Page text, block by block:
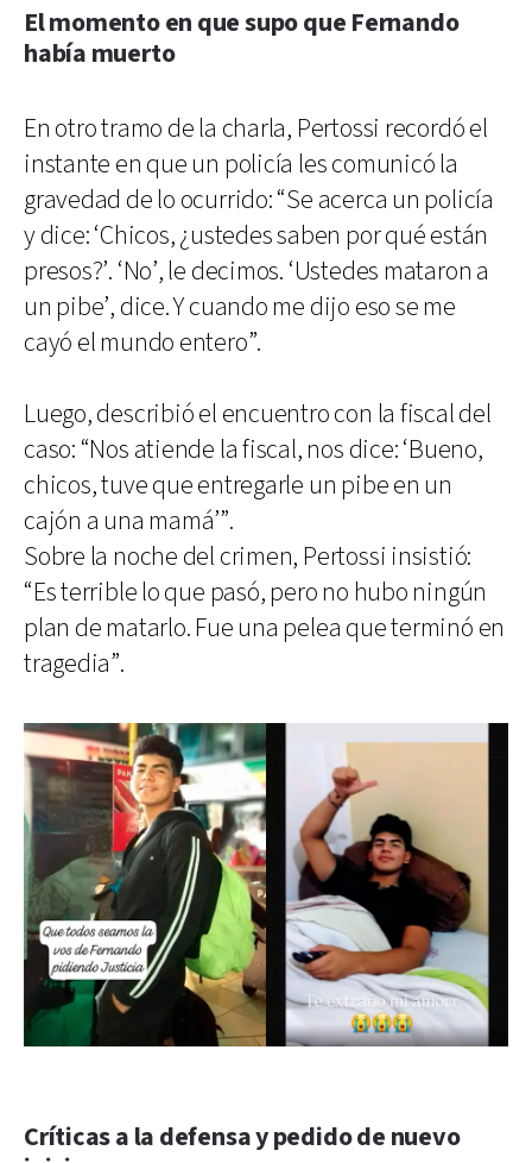
El momento en que supo que Fernando
había muerto
En otro tramo de la charla, Pertossi recordó el
instante en que un policía les comunicó la
gravedad de lo ocurrido: “Se acerca un policía
y dice: ‘Chicos, ¿ustedes saben por qué están
presos?’. ‘No’, le decimos. ‘Ustedes mataron a
un pibe’, dice. Y cuando me dijo eso se me
cayó el mundo entero”.
Luego, describió el encuentro con la fiscal del
caso: “Nos atiende la fiscal, nos dice: ‘Bueno,
chicos, tuve que entregarle un pibe en un
cajón a una mamá’”.
Sobre la noche del crimen, Pertossi insistió:
“Es terrible lo que pasó, pero no hubo ningún
plan de matarlo. Fue una pelea que terminó en
tragedia”.
Críticas a la defensa y pedido de nuevo